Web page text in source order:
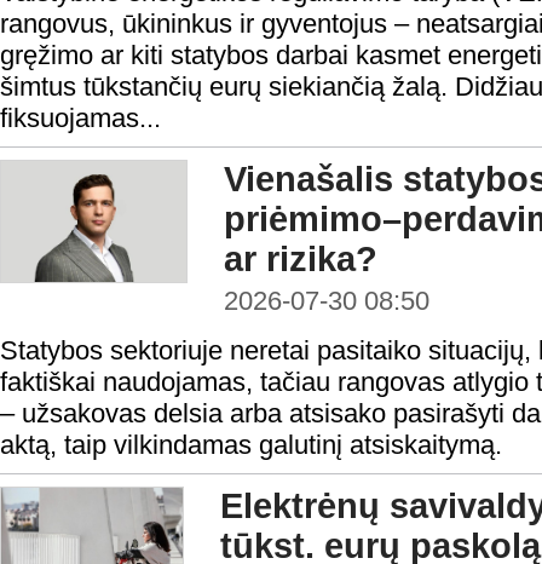
rangovus, ūkininkus ir gyventojus –
gręžimo ar kiti statybos darbai kasmet
šimtus tūkstančių eurų siekiančią žalą.
fiksuojamas...
Vienašalis
ar rizika?
2026-07-30 08:50
Statybos sektoriuje neretai pasitaiko
faktiškai naudojamas, tačiau rangovas
– užsakovas delsia arba atsisako pasirašyti
aktą, taip vilkindamas galutinį atsiskaitymą.
Elektrėnų
tūkst. eurų